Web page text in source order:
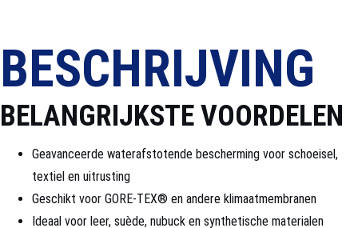
BESCHRIJVING
BELANGRIJKSTE VOORDELEN
Geavanceerde waterafstotende bescherming voor schoeisel,
textiel en uitrusting
Geschikt voor GORE-TEX® en andere klimaatmembranen
Ideaal voor leer, suède, nubuck en synthetische materialen